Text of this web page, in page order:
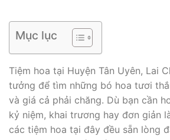
Mục lục
Tiệm hoa tại Huyện Tân Uyên, Lai
tưởng để tìm những bó hoa tươi
và giá cả phải chăng. Dù bạn cần
kỷ niệm, khai trương hay đơn giản
các tiệm hoa tại đây đều sẵn lòng